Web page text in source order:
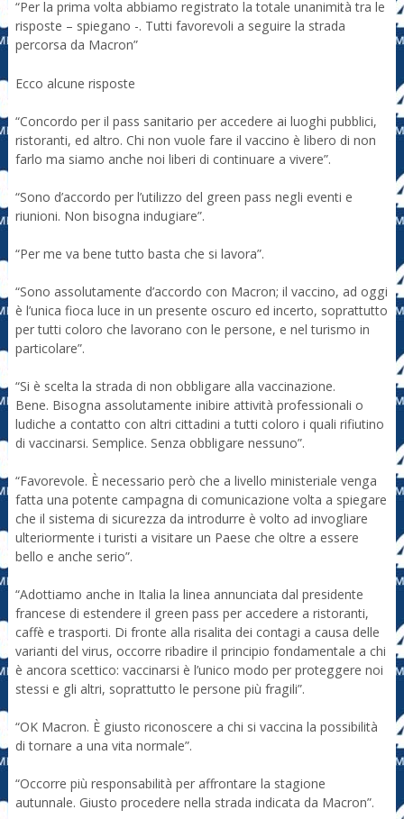
“Per la prima volta abbiamo registrato la totale unanimità tra le
risposte – spiegano -. Tutti favorevoli a seguire la strada
percorsa da Macron”
Ecco alcune risposte
“Concordo per il pass sanitario per accedere ai luoghi pubblici,
ristoranti, ed altro. Chi non vuole fare il vaccino è libero di non
farlo ma siamo anche noi liberi di continuare a vivere”.
“Sono d’accordo per l’utilizzo del green pass negli eventi e
riunioni. Non bisogna indugiare”.
“Per me va bene tutto basta che si lavora”.
“Sono assolutamente d’accordo con Macron; il vaccino, ad oggi
è l’unica fioca luce in un presente oscuro ed incerto, soprattutto
per tutti coloro che lavorano con le persone, e nel turismo in
particolare”.
“Si è scelta la strada di non obbligare alla vaccinazione.
Bene. Bisogna assolutamente inibire attività professionali o
ludiche a contatto con altri cittadini a tutti coloro i quali rifiutino
di vaccinarsi. Semplice. Senza obbligare nessuno”.
“Favorevole. È necessario però che a livello ministeriale venga
fatta una potente campagna di comunicazione volta a spiegare
che il sistema di sicurezza da introdurre è volto ad invogliare
ulteriormente i turisti a visitare un Paese che oltre a essere
bello e anche serio”.
“Adottiamo anche in Italia la linea annunciata dal presidente
francese di estendere il green pass per accedere a ristoranti,
caffè e trasporti. Di fronte alla risalita dei contagi a causa delle
varianti del virus, occorre ribadire il principio fondamentale a chi
è ancora scettico: vaccinarsi è l’unico modo per proteggere noi
stessi e gli altri, soprattutto le persone più fragili”.
“OK Macron. È giusto riconoscere a chi si vaccina la possibilità
di tornare a una vita normale”.
“Occorre più responsabilità per affrontare la stagione
autunnale. Giusto procedere nella strada indicata da Macron”.